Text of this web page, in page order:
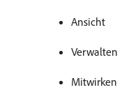
Ansicht
Verwalten
Mitwirken